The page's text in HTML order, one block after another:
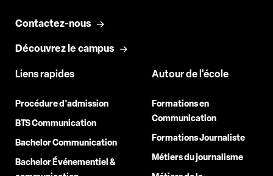
Contactez-nous
Découvrez le campus
Liens rapides
Procédure d'admission
BTS Communication
Bachelor Communication
Bachelor Événementiel &
Autour de l'école
Formations en
Communication
Formations Journaliste
Métiers du journalisme